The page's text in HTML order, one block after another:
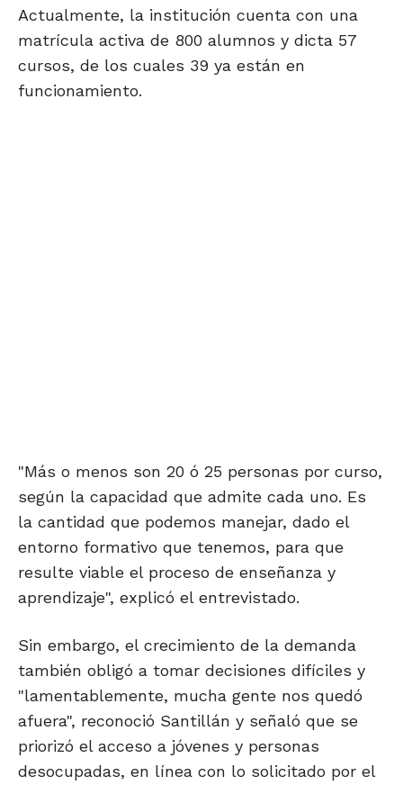
Actualmente, la institución cuenta con una
matrícula activa de 800 alumnos y dicta 57
cursos, de los cuales 39 ya están en
funcionamiento.
"Más o menos son 20 ó 25 personas por curso,
según la capacidad que admite cada uno. Es
la cantidad que podemos manejar, dado el
entorno formativo que tenemos, para que
resulte viable el proceso de enseñanza y
aprendizaje", explicó el entrevistado.
Sin embargo, el crecimiento de la demanda
también obligó a tomar decisiones difíciles y
"lamentablemente, mucha gente nos quedó
afuera", reconoció Santillán y señaló que se
priorizó el acceso a jóvenes y personas
desocupadas, en línea con lo solicitado por el